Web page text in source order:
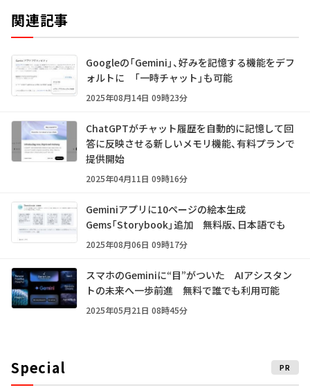
関連記事
Googleの「Gemini」、好みを記憶する機能をデフ
ォルトに 「一時チャット」も可能
2025年08月14日 09時23分
ChatGPTがチャット履歴を自動的に記憶して回
答に反映させる新しいメモリ機能、有料プランで
提供開始
2025年04月11日 09時16分
Geminiアプリに10ページの絵本生成
Gems「Storybook」追加 無料版、日本語でも
2025年08月06日 09時17分
スマホのGeminiに“目”がついた AIアシスタン
トの未来へ一歩前進 無料で誰でも利用可能
2025年05月21日 08時45分
Special PR